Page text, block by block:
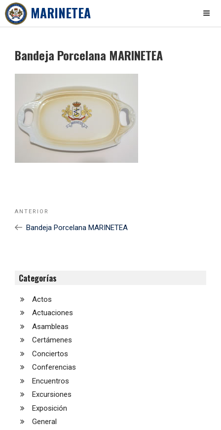
content
MARINETEA
Bandeja Porcelana MARINETEA
Navegación
entradas
Noticia
Anterior
ANTERIOR
Bandeja Porcelana MARINETEA
Categorías
Actos
Actuaciones
Asambleas
Certámenes
Conciertos
Conferencias
Encuentros
Excursiones
Exposición
General